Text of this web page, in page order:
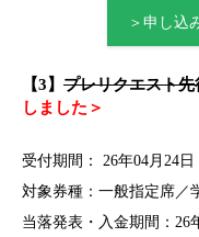
＞申し込
【3】 プレリクエスト
しました＞
受付期間： 26年04月24
対象券種： 一般指定席／
当落発表・入金期間：26